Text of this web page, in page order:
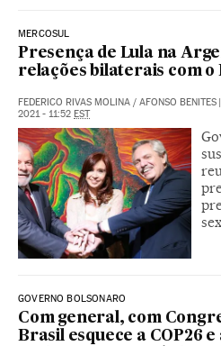
MERCOSUL
Presença de Lula na
relações bilaterais com o
FEDERICO RIVAS MOLINA / AFONSO BENITES
2021 - 11:52 EST
GOVERNO BOLSONARO
Com general, com
Brasil esquece a COP26